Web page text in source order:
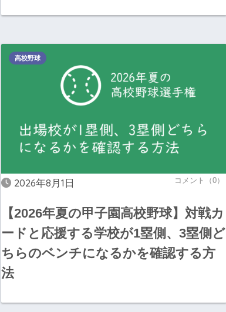
2026年8月1日 コメント（0）
【2026年夏の甲子園高校野球】対戦カ
ードと応援する学校が1塁側、3塁側ど
ちらのベンチになるかを確認する方
法
高校野球